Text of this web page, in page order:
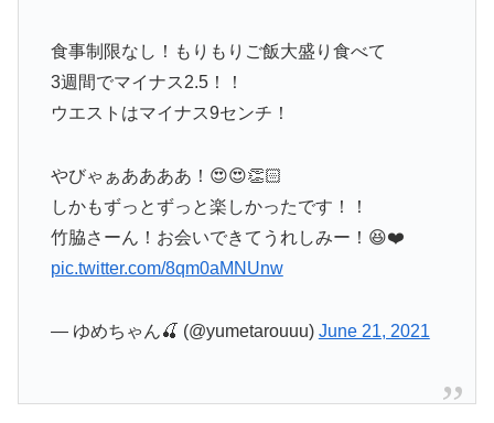
食事制限なし！もりもりご飯大盛り食べて
3週間でマイナス2.5！！
ウエストはマイナス9センチ！
やびゃぁああああ！😍😍👏🏻
しかもずっとずっと楽しかったです！！
竹脇さーん！お会いできてうれしみー！😆❤️
pic.twitter.com/8qm0aMNUnw
— ゆめちゃん🍒 (@yumetarouuu) June 21, 2021